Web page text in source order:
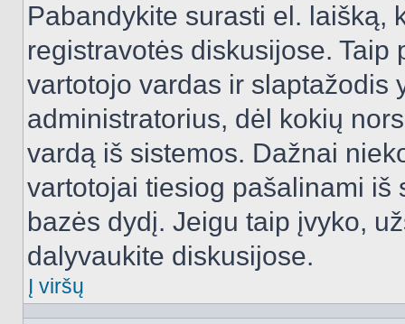
Pabandykite surasti el. laišką,
registravotės diskusijose.
vartotojo vardas ir slaptažodis
administratorius, dėl kokių
vardą iš sistemos. Dažnai
vartotojai tiesiog pašalinami iš
bazės dydį. Jeigu taip įvyko,
dalyvaukite diskusijose.
Į viršų